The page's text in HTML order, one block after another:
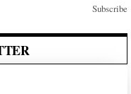
Subscribe